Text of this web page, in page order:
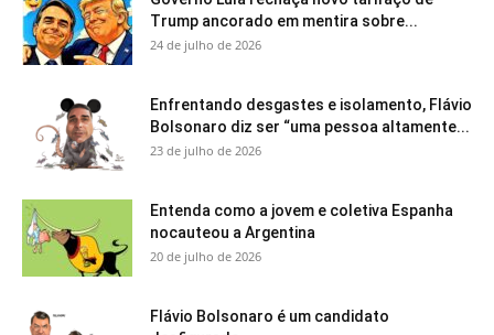
Trump ancorado em mentira sobre...
24 de julho de 2026
Enfrentando desgastes e isolamento, Flávio
Bolsonaro diz ser “uma pessoa altamente...
23 de julho de 2026
Entenda como a jovem e coletiva Espanha
nocauteou a Argentina
20 de julho de 2026
Flávio Bolsonaro é um candidato